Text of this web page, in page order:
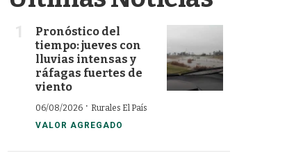
Pronóstico del
tiempo: jueves con
lluvias intensas y
ráfagas fuertes de
viento
06/08/2026 · Rurales El País
VALOR AGREGADO